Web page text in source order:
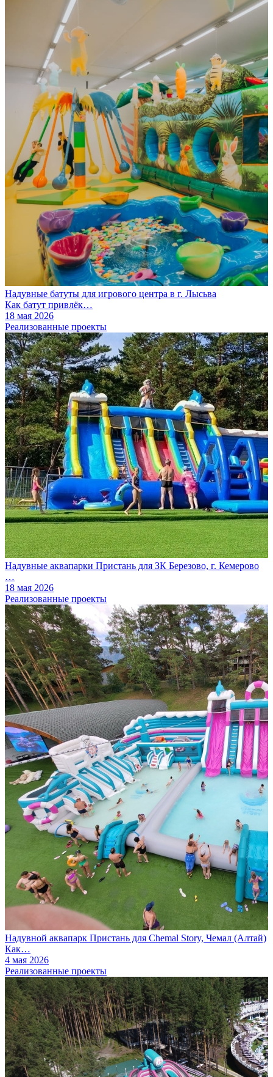
Надувные батуты для игрового центра в г. Лысьва
Как батут привлёк…
18 мая 2026
Реализованные проекты
Надувные аквапарки Пристань для ЗК Березово, г. Кемерово
…
18 мая 2026
Реализованные проекты
Надувной аквапарк Пристань для Chemal Story, Чемал (Алтай)
Как…
4 мая 2026
Реализованные проекты